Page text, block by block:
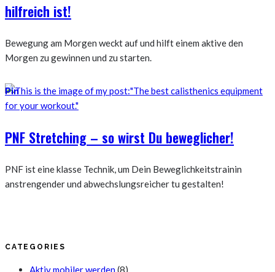
hilfreich ist!
Bewegung am Morgen weckt auf und hilft einem aktive den
Morgen zu gewinnen und zu starten.
Pin
PNF Stretching – so wirst Du beweglicher!
PNF ist eine klasse Technik, um Dein Beweglichkeitstrainin
anstrengender und abwechslungsreicher tu gestalten!
CATEGORIES
Aktiv mobiler werden(8)